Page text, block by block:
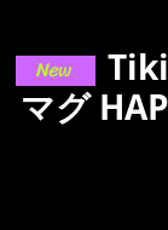
マグ